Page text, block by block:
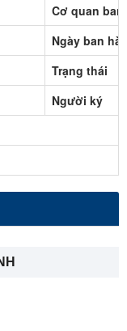
Cơ quan
Ngày ban
Trạng thái
Người ký